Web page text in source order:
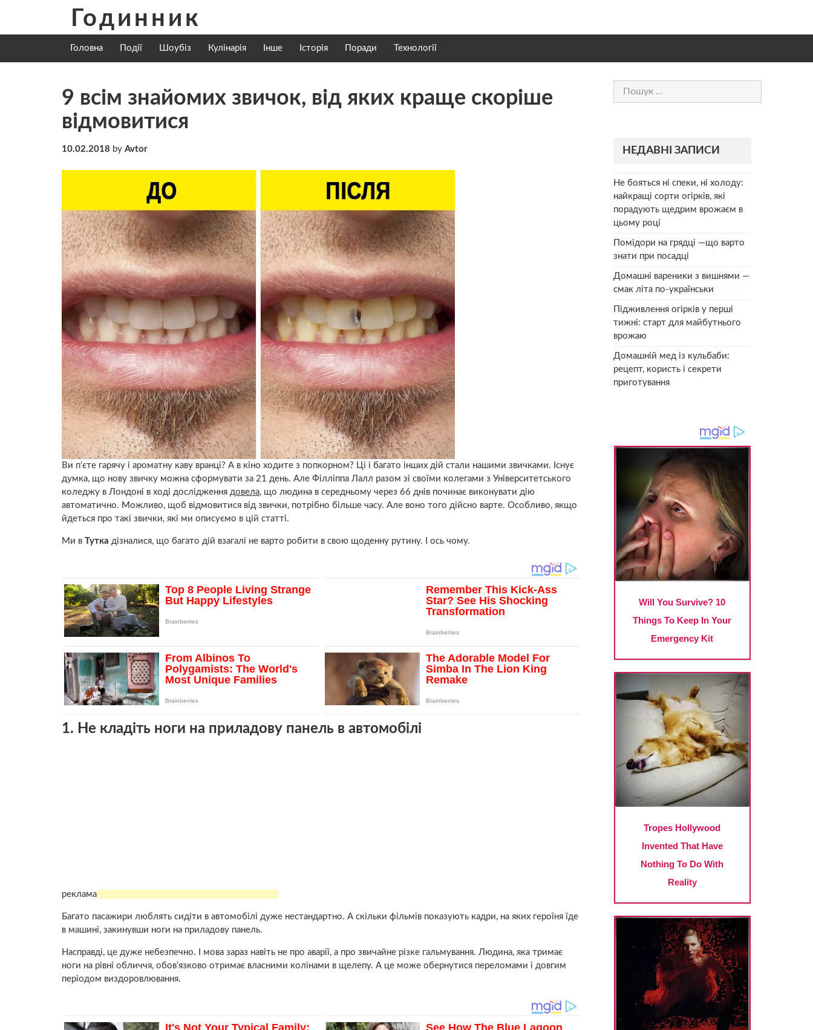
content
Годинник
Головна Події Шоубіз Кулінарія Інше Історія Поради Технології
9 всім знайомих звичок, від яких краще скоріше
відмовитися
10.02.2018 by Avtor
Ви п’єте гарячу і ароматну каву вранці? А в кіно ходите з попкорном? Ці і багато інших дій стали нашими звичками. Існує
думка, що нову звичку можна сформувати за 21 день. Але Філліппа Лалл разом зі своїми колегами з Університетського
коледжу в Лондоні в ході дослідження довела, що людина в середньому через 66 днів починає виконувати дію
автоматично. Можливо, щоб відмовитися від звички, потрібно більше часу. Але воно того дійсно варте. Особливо, якщо
йдеться про такі звички, які ми описуємо в цій статті.
Ми в Тутка дізналися, що багато дій взагалі не варто робити в свою щоденну рутину. І ось чому.
1. Не кладіть ноги на приладову панель в автомобілі
реклама
Багато пасажири люблять сидіти в автомобілі дуже нестандартно. А скільки фільмів показують кадри, на яких героїня їде
в машині, закинувши ноги на приладову панель.
Насправді, це дуже небезпечно. І мова зараз навіть не про аварії, а про звичайне різке гальмування. Людина, яка тримає
ноги на рівні обличчя, обов’язково отримає власними колінами в щелепу. А це може обернутися переломами і довгим
періодом виздоровлювання.
Пошук:
НЕДАВНІ ЗАПИСИ
Не бояться ні спеки, ні холоду:
найкращі сорти огірків, які
порадують щедрим врожаєм в
цьому році
Помідори на грядці —що варто
знати при посадці
Домашні вареники з вишнями —
смак літа по-українськи
Підживлення огірків у перші
тижні: старт для майбутнього
врожаю
Домашній мед із кульбаби:
рецепт, користь і секрети
приготування